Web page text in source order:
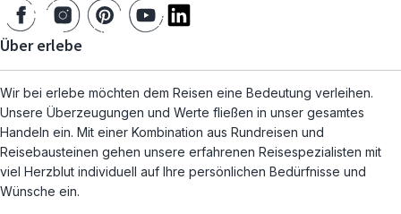
Über erlebe
Wir bei erlebe möchten dem Reisen eine Bedeutung verleihen.
Unsere Überzeugungen und Werte fließen in unser gesamtes
Handeln ein. Mit einer Kombination aus Rundreisen und
Reisebausteinen gehen unsere erfahrenen Reisespezialisten mit
viel Herzblut individuell auf Ihre persönlichen Bedürfnisse und
Wünsche ein.